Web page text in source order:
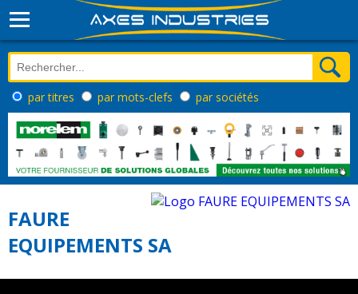
par titres par mots-clefs par sociétés
FAURE
EQUIPEMENTS SA